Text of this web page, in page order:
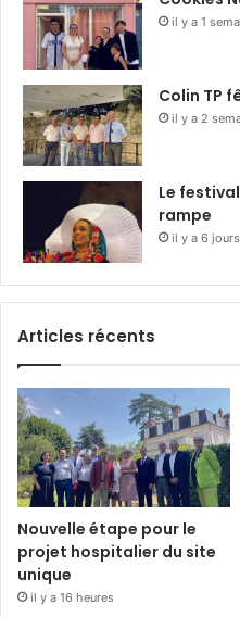
il y a 1
Colin TP
il y a 2
Le
rampe
il y a 6 jours
Articles récents
Nouvelle étape pour le
projet hospitalier du site
unique
il y a 16 heures